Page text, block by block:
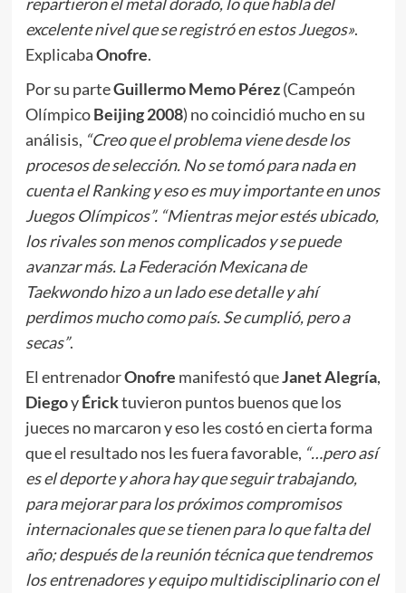
excelente nivel que se registró en estos Juegos».
ExplicabaOnofre.
Por su parteGuillermo Memo Pérez(Campeón
OlímpicoBeijing 2008) no coincidió mucho en su
análisis, “Creo que el problema viene desde los
procesos de selección. No se tomó para nada en
cuenta el Ranking y eso es muy importante en unos
Juegos Olímpicos”. “Mientras mejor estés ubicado,
los rivales son menos complicados y se puede
avanzar más. La Federación Mexicana de
Taekwondo hizo a un lado ese detalle y ahí
perdimos mucho como país. Se cumplió, pero a
secas”.
El entrenadorOnofre manifestó queJanet Alegría,
DiegoyÉricktuvieron puntos buenos que los
jueces no marcaron y eso les costó en cierta forma
que el resultado nos les fuera favorable, “…pero así
es el deporte y ahora hay que seguir trabajando,
para mejorar para los próximos compromisos
internacionales que se tienen para lo que falta del
año; después de la reunión técnica que tendremos
los entrenadores y equipo multidisciplinario con el